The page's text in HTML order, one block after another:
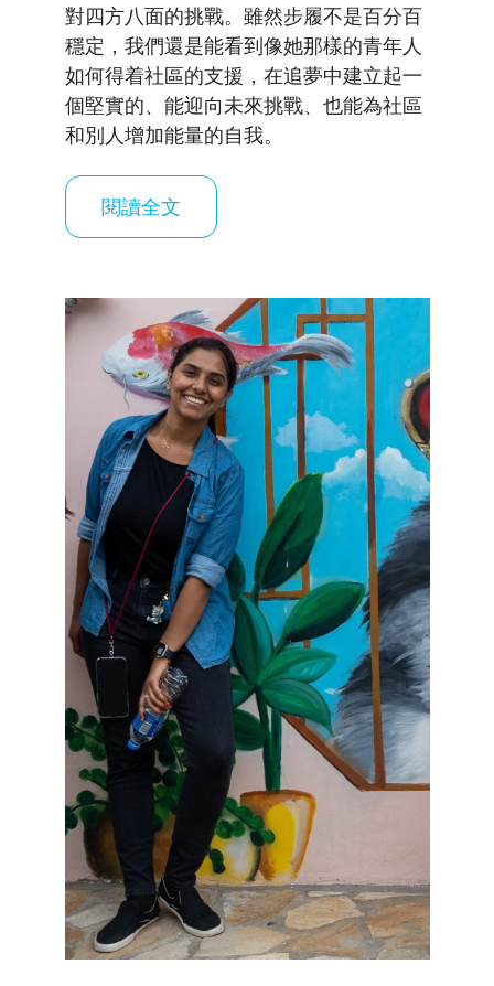
對四方八面的挑戰。雖然步履不是百分百
穩定，我們還是能看到像她那樣的青年人
如何得着社區的支援，在追夢中建立起一
個堅實的、能迎向未來挑戰、也能為社區
和別人增加能量的自我。
閱讀全文